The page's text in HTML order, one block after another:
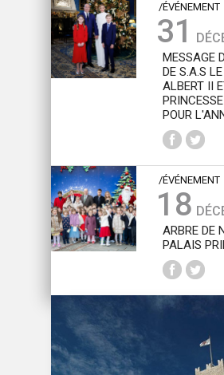
31
MESSAGE
DE S.A.S
ALBERT II
POUR
/ÉVÉNEMENT
18
ARBRE DE
PALAIS
/ÉVÉNEMENT